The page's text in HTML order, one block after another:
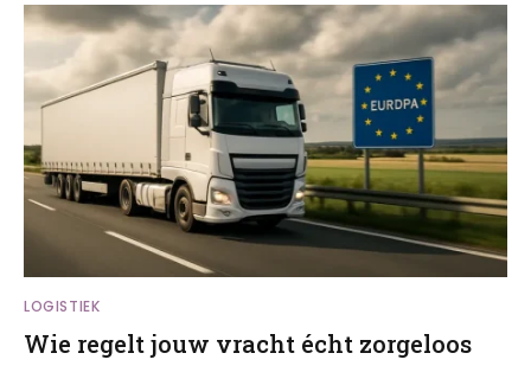
LOGISTIEK
Wie regelt jouw vracht écht zorgeloos